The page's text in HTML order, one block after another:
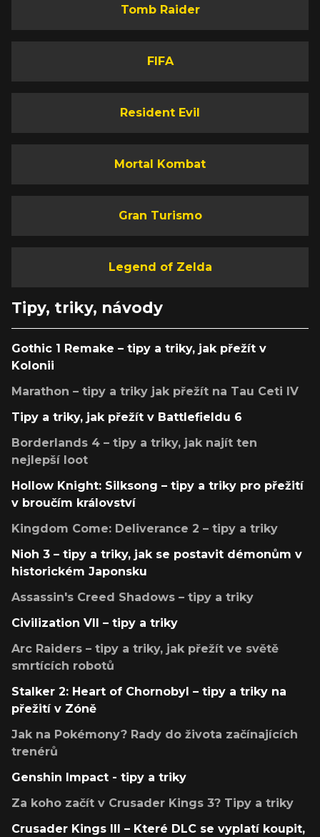
Tomb Raider
FIFA
Resident Evil
Mortal Kombat
Gran Turismo
Legend of Zelda
Tipy, triky, návody
Gothic 1 Remake – tipy a triky, jak přežít v
Kolonii
Marathon – tipy a triky jak přežít na Tau Ceti IV
Tipy a triky, jak přežít v Battlefieldu 6
Borderlands 4 – tipy a triky, jak najít ten
nejlepší loot
Hollow Knight: Silksong – tipy a triky pro přežití
v broučím království
Kingdom Come: Deliverance 2 – tipy a triky
Nioh 3 – tipy a triky, jak se postavit démonům v
historickém Japonsku
Assassin's Creed Shadows – tipy a triky
Civilization VII – tipy a triky
Arc Raiders – tipy a triky, jak přežít ve světě
smrtících robotů
Stalker 2: Heart of Chornobyl – tipy a triky na
přežití v Zóně
Jak na Pokémony? Rady do života začínajících
trenérů
Genshin Impact - tipy a triky
Za koho začít v Crusader Kings 3? Tipy a triky
Crusader Kings III – Které DLC se vyplatí koupit,